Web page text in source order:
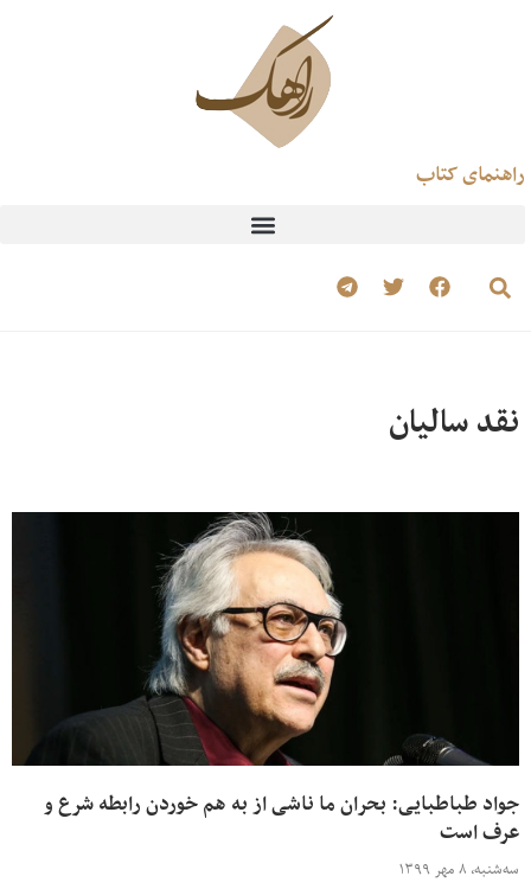
راهنمای کتاب
نقد سالیان
جواد طباطبایی: بحران ما ناشی از به هم خوردن رابطه شرع و
عرف است
سه‌شنبه، ۸ مهر ۱۳۹۹